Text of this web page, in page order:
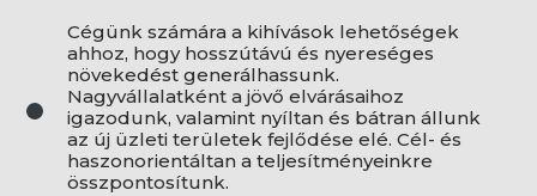
Cégünk számára a kihívások lehetőségek
ahhoz, hogy hosszútávú és nyereséges
növekedést generálhassunk.
Nagyvállalatként a jövő elvárásaihoz
igazodunk, valamint nyíltan és bátran állunk
az új üzleti területek fejlődése elé. Cél- és
haszonorientáltan a teljesítményeinkre
összpontosítunk.